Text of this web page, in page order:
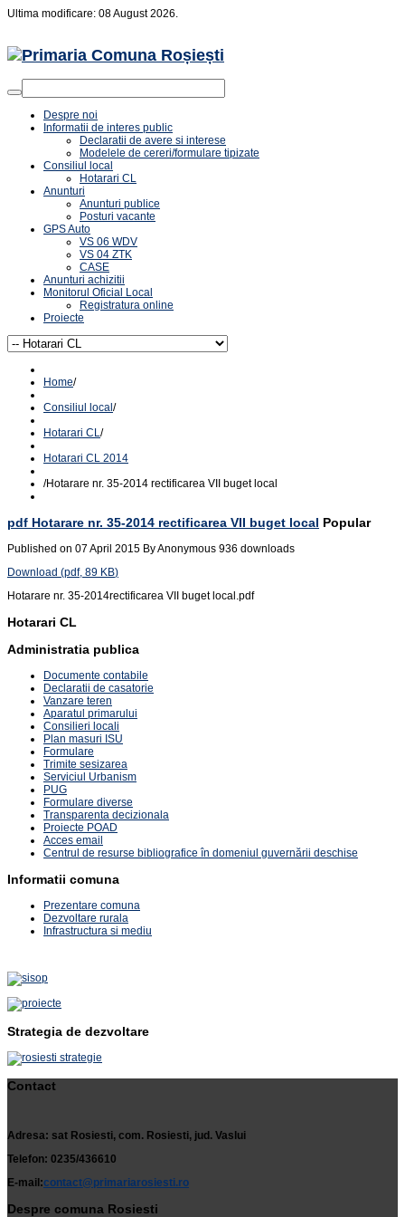
Ultima modificare: 08 August 2026.
Despre noi
Informatii de interes public
Declaratii de avere si interese
Modelele de cereri/formulare tipizate
Consiliul local
Hotarari CL
Anunturi
Anunturi publice
Posturi vacante
GPS Auto
VS 06 WDV
VS 04 ZTK
CASE
Anunturi achizitii
Monitorul Oficial Local
Registratura online
Proiecte
Home/
Consiliul local/
Hotarari CL/
Hotarari CL 2014
/Hotarare nr. 35-2014 rectificarea VII buget local
pdf Hotarare nr. 35-2014 rectificarea VII buget local Popular
Published on 07 April 2015 ByAnonymous 936 downloads
Download (pdf, 89 KB)
Hotarare nr. 35-2014rectificarea VII buget local.pdf
Hotarari CL
Administratia publica
Documente contabile
Declaratii de casatorie
Vanzare teren
Aparatul primarului
Consilieri locali
Plan masuri ISU
Formulare
Trimite sesizarea
Serviciul Urbanism
PUG
Formulare diverse
Transparenta decizionala
Proiecte POAD
Acces email
Centrul de resurse bibliografice în domeniul guvernării deschise
Informatii comuna
Prezentare comuna
Dezvoltare rurala
Infrastructura si mediu
Strategia de dezvoltare
Contact
Adresa: sat Rosiesti, com. Rosiesti, jud. Vaslui
Telefon: 0235/436610
E-mail:contact@primariarosiesti.ro
Despre comuna Rosiesti